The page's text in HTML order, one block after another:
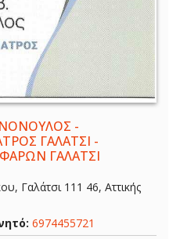
-
ΓΑΛΑΤΣΙ -
ΓΑΛΑΤΣΙ
Γαλάτσι 111 46, Αττικής
6974455721